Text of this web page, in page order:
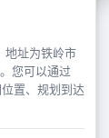
地址为铁岭市
您可以通过
置、规划到达